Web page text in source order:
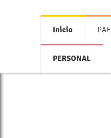
Inicio PAE
PERSONAL